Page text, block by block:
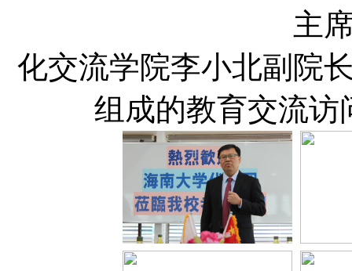
主
化交流学院李小北副院
组成的教育交流访